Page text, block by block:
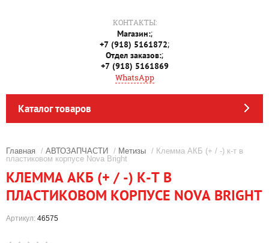
КОНТАКТЫ:
Магазин:;
+7 (918) 5161872;
Отдел заказов:;
+7 (918) 5161869
WhatsApp
Каталог товаров
Главная / АВТОЗАПЧАСТИ / Метизы / Клемма АКБ (+ / -) к-т в
пластиковом корпусе Nova Bright
КЛЕММА АКБ (+ / -) К-Т В
ПЛАСТИКОВОМ КОРПУСЕ NOVA BRIGHT
Артикул: 46575